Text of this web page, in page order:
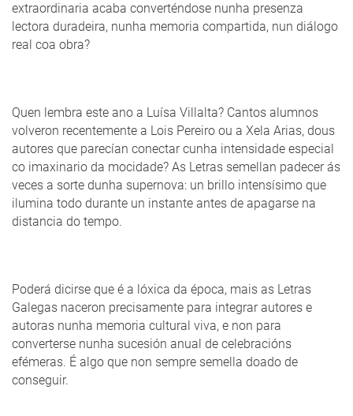
extraordinaria acaba converténdose nunha presenza
lectora duradeira, nunha memoria compartida, nun diálogo
real coa obra?
Quen lembra este ano a Luísa Villalta? Cantos alumnos
volveron recentemente a Lois Pereiro ou a Xela Arias, dous
autores que parecían conectar cunha intensidade especial
co imaxinario da mocidade? As Letras semellan padecer ás
veces a sorte dunha supernova: un brillo intensísimo que
ilumina todo durante un instante antes de apagarse na
distancia do tempo.
Poderá dicirse que é a lóxica da época, mais as Letras
Galegas naceron precisamente para integrar autores e
autoras nunha memoria cultural viva, e non para
converterse nunha sucesión anual de celebracións
efémeras. É algo que non sempre semella doado de
conseguir.